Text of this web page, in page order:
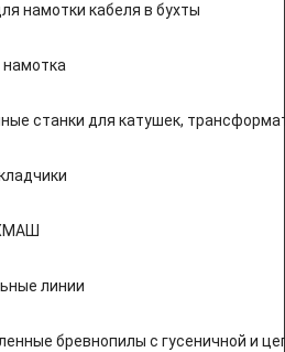
намотки кабеля в бухты
намотка
станки для катушек,
линии
бревнопилы с гусеничной и